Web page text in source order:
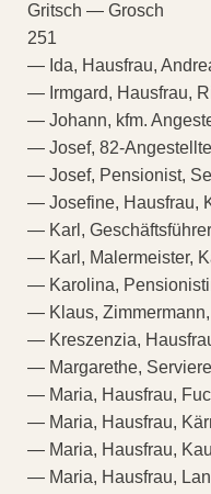
Gritsch — Grosch
251
— Ida, Hausfrau,
— Irmgard, Hausfrau,
— Johann, kfm.
— Josef, 82-
— Josef, Pensionist,
— Josefine, Hausfrau,
— Karl,
— Karl, Malermeister,
— Karolina,
— Klaus,
— Kreszenzia,
— Margarethe,
— Maria, Hausfrau,
— Maria, Hausfrau,
— Maria, Hausfrau,
— Maria, Hausfrau,